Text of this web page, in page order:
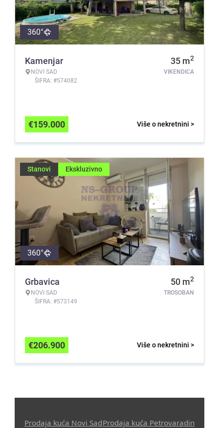
360°
Kamenjar
NOVI SAD
ŠIFRA: #574082
35 m2
VIKENDICA
Više o nekretnini >
€159.000
Stanovi Ekskluzivno
360°
Grbavica
NOVI SAD
ŠIFRA: #573149
50 m2
TROSOBAN
Više o nekretnini >
€206.900
Prodaja kuća Novi SadProdaja kuća Petrovaradin